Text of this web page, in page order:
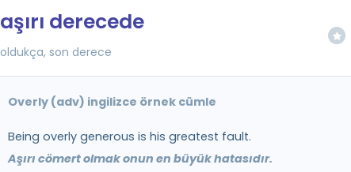
aşırı derecede
oldukça, son derece
Overly (adv) ingilizce örnek cümle
Being overly generous is his greatest fault.
Aşırı cömert olmak onun en büyük hatasıdır.